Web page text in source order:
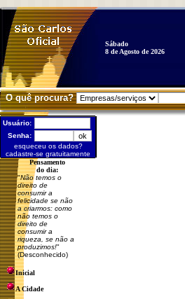
Sábado
8 de Agosto de 2026
O quê procura?
Usuário:
Senha:
esqueceu os dados?
cadastre-se gratuitamente
Pensamento
do dia:
"Não temos o
direito de
consumir a
felicidade se não
a criarmos: como
não temos o
direito de
consumir a
riqueza, se não a
produzimos!"
(Desconhecido)
Inicial
A Cidade